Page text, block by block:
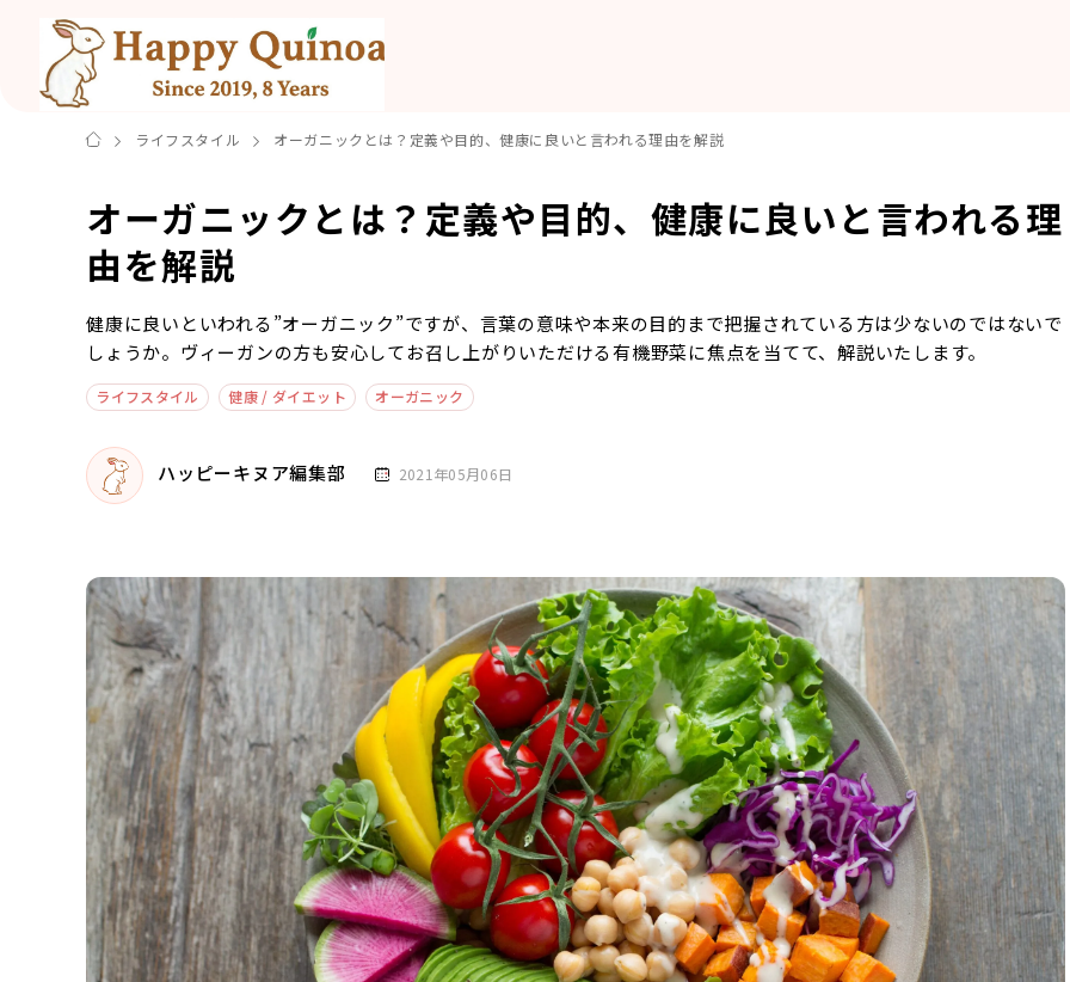
ライフスタイル オーガニックとは？定義や目的、健康に良いと言われる理由を解説
オーガニックとは？定義や目的、健康に良いと言われる理
由を解説
健康に良いといわれる”オーガニック”ですが、言葉の意味や本来の目的まで把握されている方は少ないのではないで
しょうか。ヴィーガンの方も安心してお召し上がりいただける有機野菜に焦点を当てて、解説いたします。
ライフスタイル 健康 / ダイエット オーガニック
ハッピーキヌア編集部 2021年05月06日